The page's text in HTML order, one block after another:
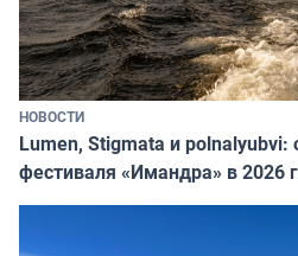
НОВОСТИ
Lumen, Stigmata и
фестиваля «Имандра» в 2026